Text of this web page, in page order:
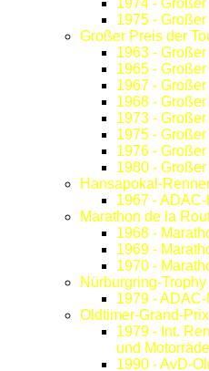
1975 -
Großer Preis der
1963 -
1965 -
1967 -
1968 -
1973 -
1975 -
1976 -
1980 -
Hansapokal-
1967 -
Marathon de la
1968 -
1969 -
1970 -
Nürburgring-Trophy
1979 -
Oldtimer-Grand-Prix
1979 - Int.
und
1990 - AvD-